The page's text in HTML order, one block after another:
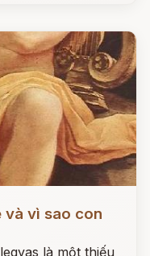
và vì sao con
là một thiếu